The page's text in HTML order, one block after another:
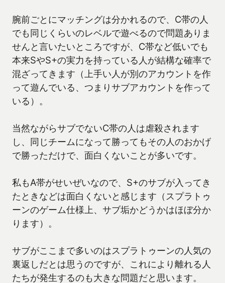
腕前ごとにマッチングは分かれるので、C帯の人
でも同じくらいのレベルで遊べるので問題ありま
せんと言いたいところですが、C帯など低いでも
本来SやS+の実力を持っている人が結構な確率で
混ざってきます（上手い人が別のアカウントを作
って遊んでいる、つまりサブアカウントを作って
いる）。
当然ながらサブでないC帯の人は虐殺されます
し、同じチームになって勝ってもその人のおかげ
で勝っただけで、面白くないことが多いです。
私もA帯がせいぜいなので、S+のサブが入ってき
たときなどは面白くないと感じます（スプラトゥ
ーンのゲーム仕様上、サブ垢かどうかはほぼ分か
ります）。
サブがここまで多いのはスプラトゥーンの人気の
裏返しだとは思うのですが、これにより離れる人
たちが発生するのも大きな問題だと思います。